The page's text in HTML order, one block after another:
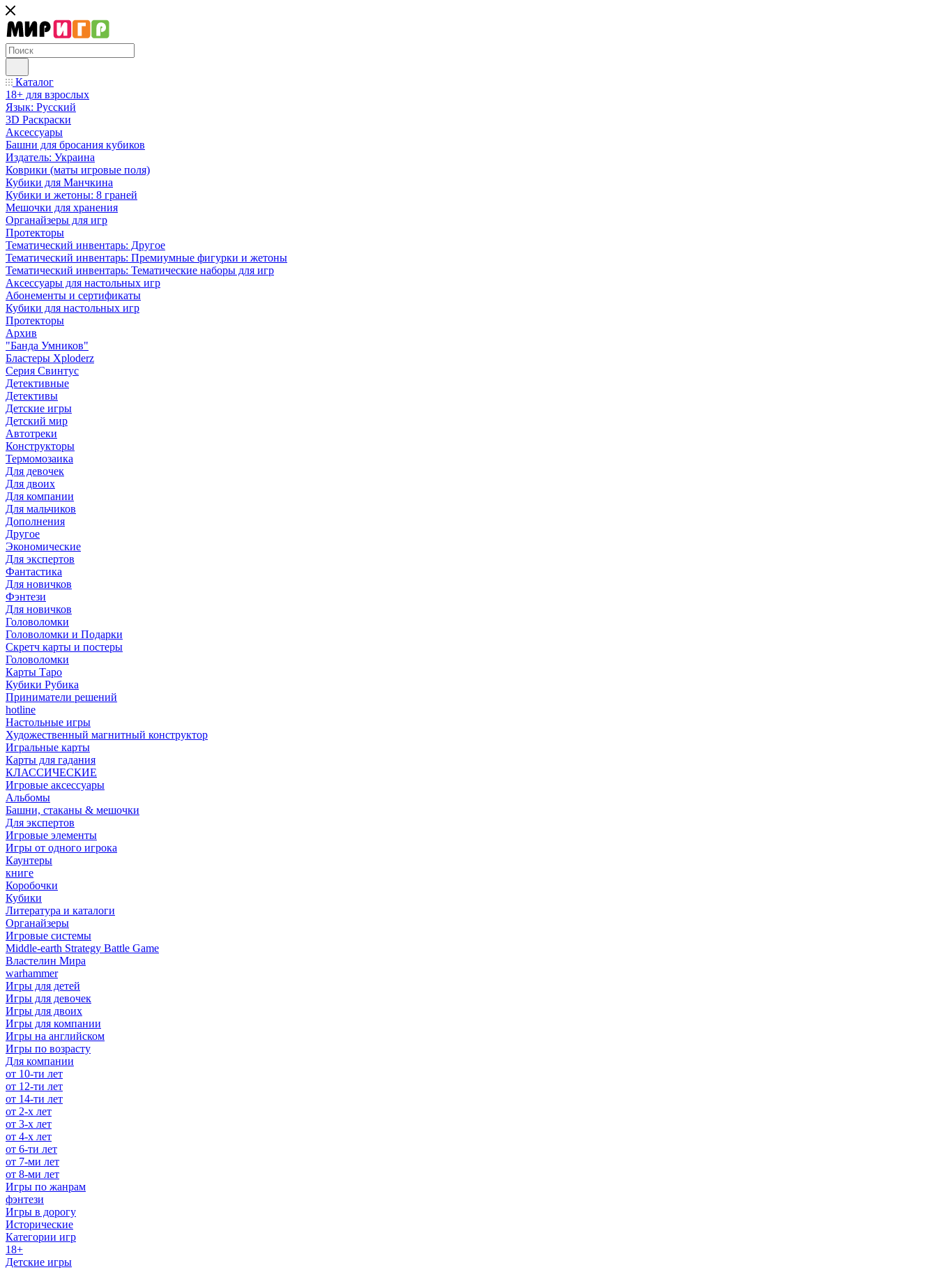
Каталог
18+ для взрослых
Язык: Русский
3D Раскраски
Аксессуары
Башни для бросания кубиков
Издатель: Украина
Коврики (маты игровые поля)
Кубики для Манчкина
Кубики и жетоны: 8 граней
Мешочки для хранения
Органайзеры для игр
Протекторы
Тематический инвентарь: Другое
Тематический инвентарь: Премиумные фигурки и жетоны
Тематический инвентарь: Тематические наборы для игр
Аксессуары для настольных игр
Абонементы и сертификаты
Кубики для настольных игр
Протекторы
Архив
"Банда Умников"
Бластеры Xploderz
Cерия Свинтус
Детективные
Детективы
Детские игры
Детский мир
Автотреки
Конструкторы
Термомозаика
Для девочек
Для двоих
Для компании
Для мальчиков
Дополнения
Другое
Экономические
Для экспертов
Фантастика
Для новичков
Фэнтези
Для новичков
Головоломки
Головоломки и Подарки
Cкретч карты и постеры
Головоломки
Карты Таро
Кубики Рубика
Приниматели решений
hotline
Настольные игры
Художественный магнитный конструктор
Игральные карты
Карты для гадания
КЛАССИЧЕСКИЕ
Игровые аксессуары
Альбомы
Башни, стаканы & мешочки
Для экспертов
Игровые элементы
Игры от одного игрока
Каунтеры
книге
Коробочки
Кубики
Литература и каталоги
Органайзеры
Игровые системы
Middle-earth Strategy Battle Game
Властелин Мира
warhammer
Игры для детей
Игры для девочек
Игры для двоих
Игры для компании
Игры на английском
Игры по возрасту
Для компании
от 10-ти лет
от 12-ти лет
от 14-ти лет
от 2-х лет
от 3-х лет
от 4-х лет
от 6-ти лет
от 7-ми лет
от 8-ми лет
Игры по жанрам
фэнтези
Игры в дорогу
Исторические
Категории игр
18+
Детские игры